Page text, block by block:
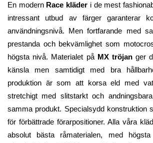
En modern Race kläder i de mest
intressant utbud av färger garanterar
användningsnivå. Men fortfarande med
prestanda och bekvämlighet som
högsta nivå. Materialet på MX tröjan ger
känsla men samtidigt med bra
produktion är som att korsa eld med
stretchigt med slitstarkt och
samma produkt. Specialsydd konstruktion
för förbättrade förarpositioner. Alla våra
absolut bästa råmaterialen, med